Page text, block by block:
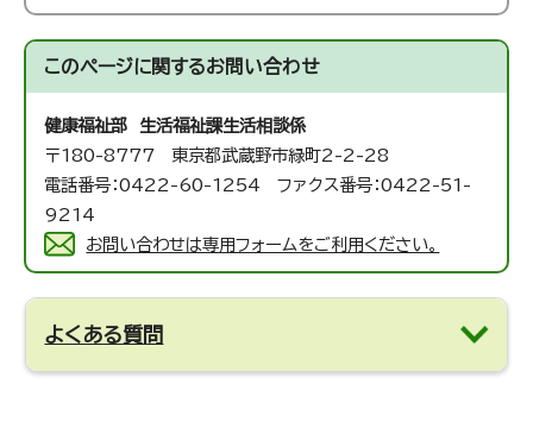
このページに関するお問い合わせ
健康福祉部 生活福祉課生活相談係
〒180-8777 東京都武蔵野市緑町2-2-28
電話番号：0422-60-1254 ファクス番号：0422-51-
9214
お問い合わせは専用フォームをご利用ください。
よくある質問